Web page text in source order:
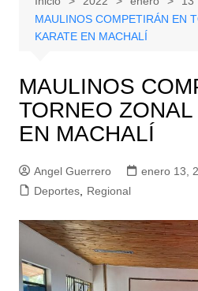
MAULINOS COMPETIRÁN EN
KARATE EN MACHALÍ
MAULINOS
TORNEO
EN MACHALÍ
Angel Guerrero enero 13,
Deportes, Regional